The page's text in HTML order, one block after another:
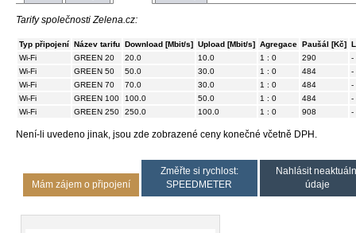
Tarify společnosti Zelena.cz:
Typ připojení Název tarifu Download [Mbit/s] Upload [Mbit/s] Agregace Paušál [Kč]
Wi-Fi
GREEN 20 20.0 10.0 1 : 0 290
-
Wi-Fi
GREEN 50 50.0 30.0 1 : 0 484
-
Wi-Fi
GREEN 70 70.0 30.0 1 : 0 484
-
Wi-Fi
GREEN 100 100.0 50.0 1 : 0 484
-
Wi-Fi
GREEN 250 250.0 100.0 1 : 0 908 -
Není-li uvedeno jinak, jsou zde zobrazené ceny konečné včetně DPH.
Mám zájem o připojení
Změřte si rychlost:
SPEEDMETER
Nahlásit
údaje